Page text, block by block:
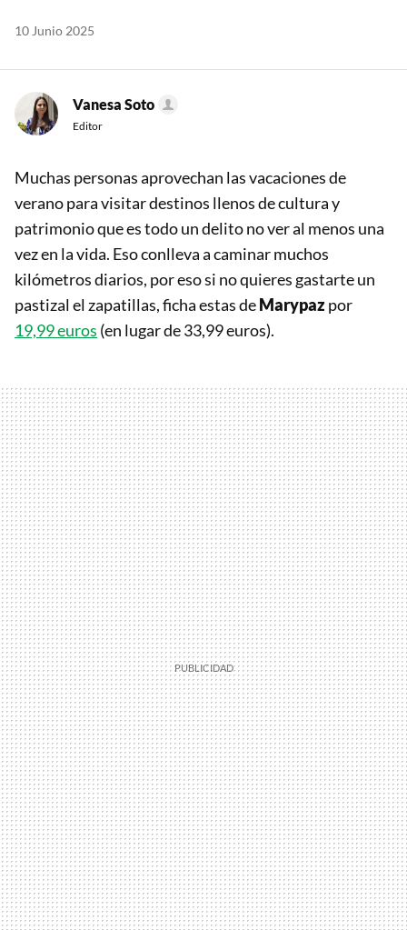
10 Junio 2025
Vanesa Soto
Editor
Muchas personas aprovechan las vacaciones de
verano para visitar destinos llenos de cultura y
patrimonio que es todo un delito no ver al menos una
vez en la vida. Eso conlleva a caminar muchos
kilómetros diarios, por eso si no quieres gastarte un
pastizal el zapatillas, ficha estas deMarypaz por
19,99 euros (en lugar de 33,99 euros).